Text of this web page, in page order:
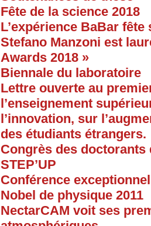
Fête de la science 2018
L’expérience BaBar fête
Stefano Manzoni est
Awards 2018 »
Biennale du laboratoire
Lettre ouverte au
l’enseignement
l’innovation, sur
des étudiants étrangers.
Congrès des doctorants
STEP’UP
Conférence
Nobel de physique 2011
NectarCAM voit ses